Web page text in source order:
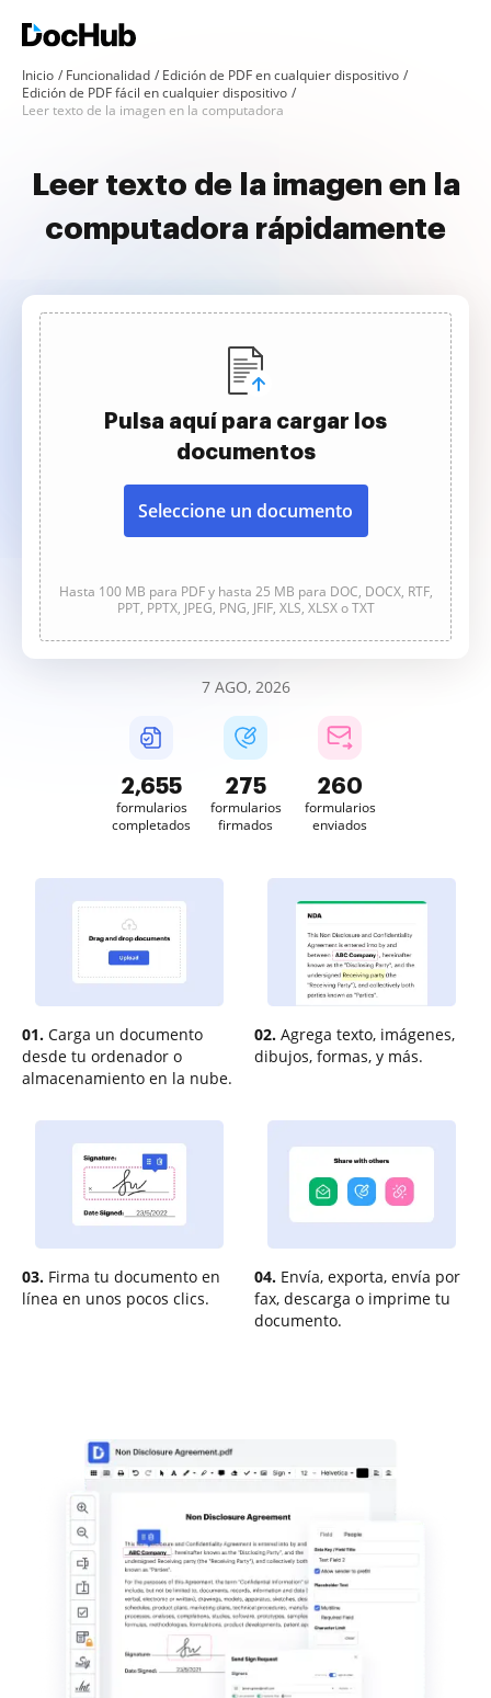
Inicio Funcionalidad
Edición de PDF en cualquier dispositivo
Edición de PDF fácil en cualquier dispositivo
Leer texto de la imagen en la computadora
Leer texto de la imagen en la
computadora rápidamente
Pulsa aquí para cargar los
documentos
Seleccione un documento
Hasta 100 MB para PDF y hasta 25 MB para DOC, DOCX, RTF,
PPT, PPTX, JPEG, PNG, JFIF, XLS, XLSX o TXT
7 AGO, 2026
2,655
formularios
completados
275
formularios
firmados
260
formularios
enviados
01. Carga un documento
desde tu ordenador o
almacenamiento en la nube.
02. Agrega texto, imágenes,
dibujos, formas, y más.
03. Firma tu documento en
línea en unos pocos clics.
04. Envía, exporta, envía por
fax, descarga o imprime tu
documento.